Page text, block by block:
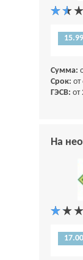
Сумма:
Срок: от
ГЭСВ: от
На